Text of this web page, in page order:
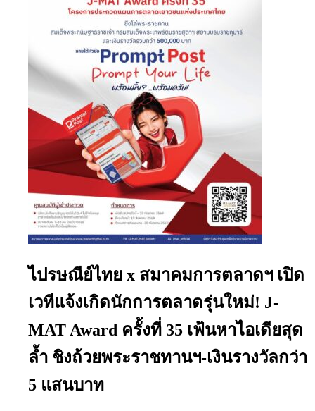
ไปรษณีย์ไทย x สมาคมการตลาดฯ เปิด
เวทีแจ้งเกิดนักการตลาดรุ่นใหม่! J-
MAT Award ครั้งที่ 35 เฟ้นหาไอเดียสุด
ล้ำ ชิงถ้วยพระราชทานฯ-เงินรางวัลกว่า
5 แสนบาท